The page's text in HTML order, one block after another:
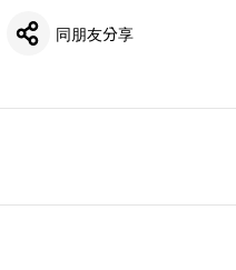
同朋友分享